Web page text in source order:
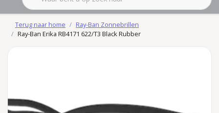
Terug naar home
Ray-Ban Zonnebrillen
Ray-Ban Erika RB4171 622/T3 Black Rubber